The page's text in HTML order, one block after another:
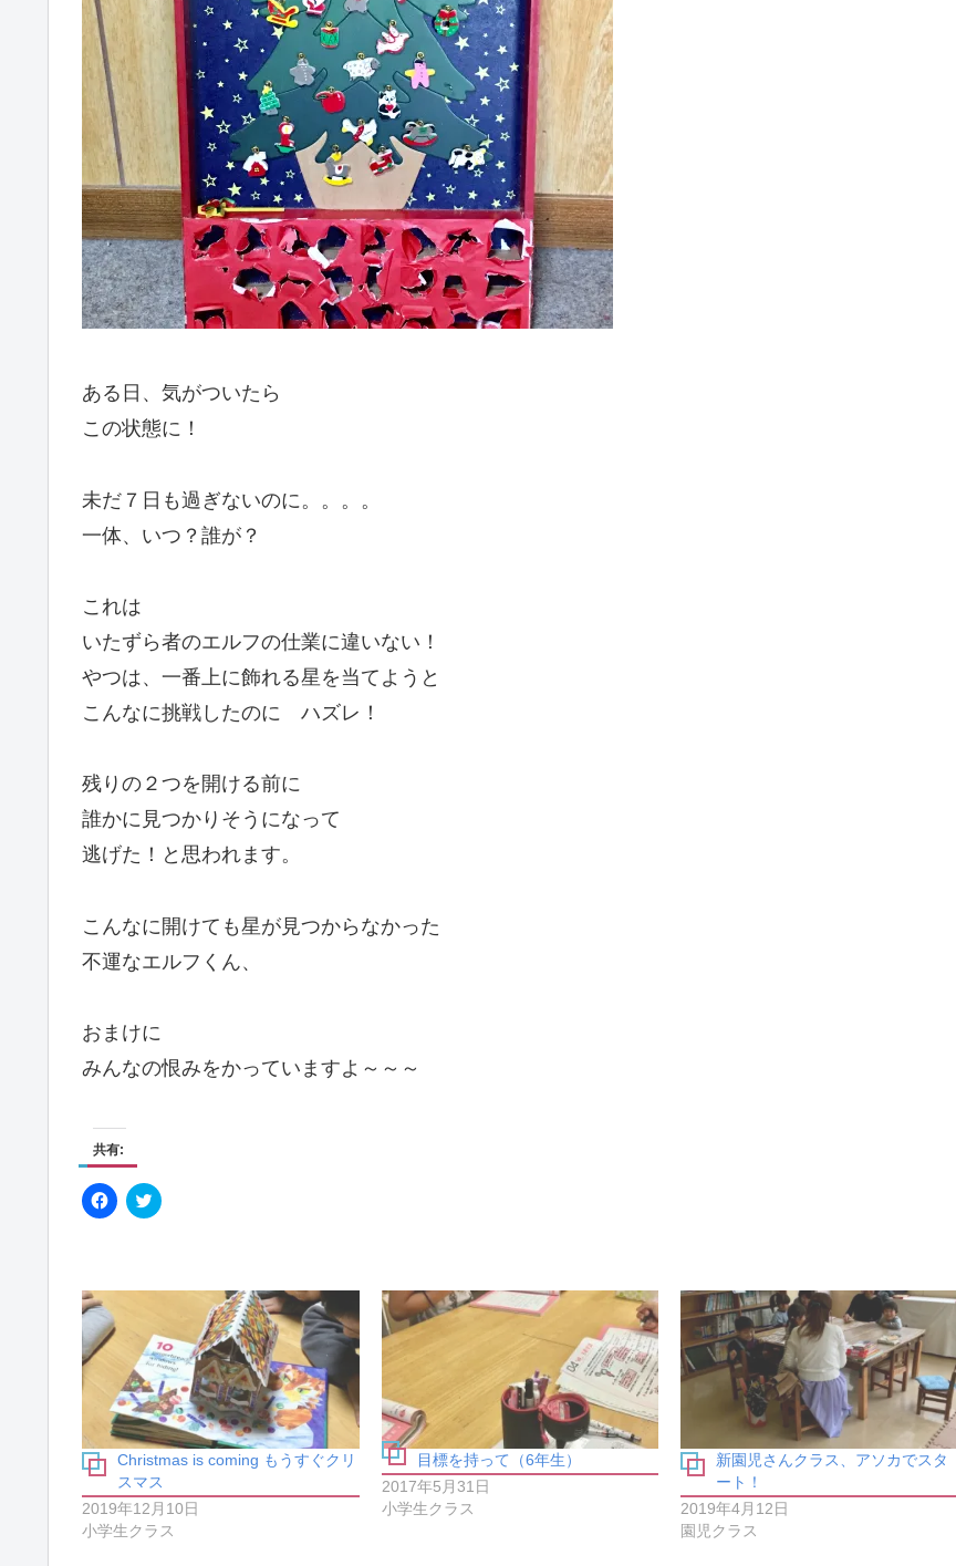
ある日、気がついたら
この状態に！
未だ７日も過ぎないのに。。。。
一体、いつ？誰が？
これは
いたずら者のエルフの仕業に違いない！
やつは、一番上に飾れる星を当てようと
こんなに挑戦したのに ハズレ！
残りの２つを開ける前に
誰かに見つかりそうになって
逃げた！と思われます。
こんなに開けても星が見つからなかった
不運なエルフくん、
おまけに
みんなの恨みをかっていますよ～～～
共有:
F
a
で
共
有
に
は
ク
リ
ッ
ク
し
て
く
だ
さ
い
ク
リ
t
e
r
で
共
有
(
新
し
い
ウ
ィ
ン
ド
ウ
Christmas is coming もうすぐクリ
スマス
2019年12月10日
小学生クラス
目標を持って（6年生）
2017年5月31日
小学生クラス
新園児さんクラス、アソカでスタ
ート！
2019年4月12日
園児クラス